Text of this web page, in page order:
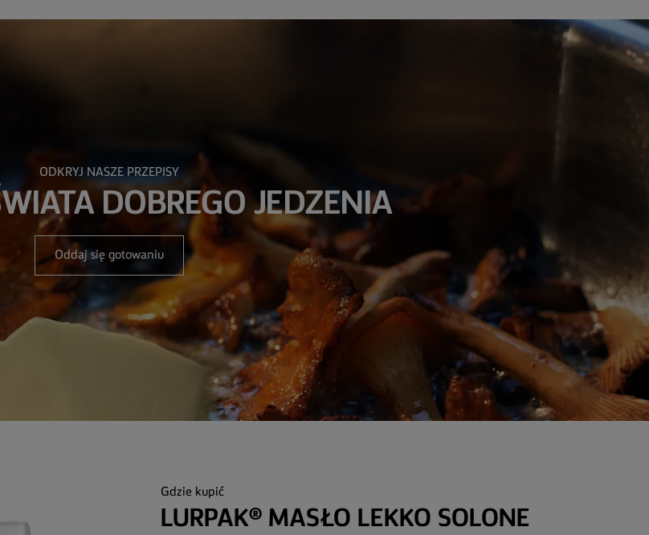
ODKRYJ NASZE PRZEPISY
DOBREGO JEDZENIA
Oddaj się gotowaniu
Gdzie kupić
LURPAK® MASŁO LEKKO SOLONE